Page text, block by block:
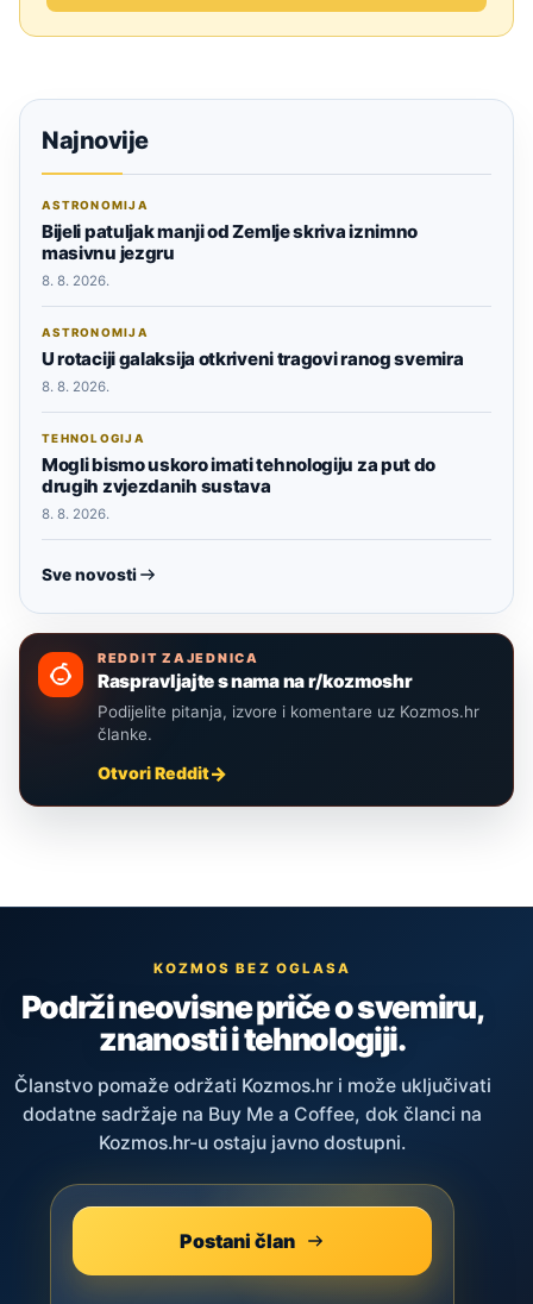
Najnovije
ASTRONOMIJA
Bijeli patuljak manji od Zemlje skriva iznimno
masivnu jezgru
8. 8. 2026.
ASTRONOMIJA
U rotaciji galaksija otkriveni tragovi ranog svemira
8. 8. 2026.
TEHNOLOGIJA
Mogli bismo uskoro imati tehnologiju za put do
drugih zvjezdanih sustava
8. 8. 2026.
Sve novosti
REDDIT ZAJEDNICA
Raspravljajte s nama na r/kozmoshr
Podijelite pitanja, izvore i komentare uz Kozmos.hr
članke.
Otvori Reddit
KOZMOS BEZ OGLASA
Podrži neovisne priče o svemiru,
znanosti i tehnologiji.
Članstvo pomaže održati Kozmos.hr i može uključivati
dodatne sadržaje na Buy Me a Coffee, dok članci na
Kozmos.hr-u ostaju javno dostupni.
Postani član